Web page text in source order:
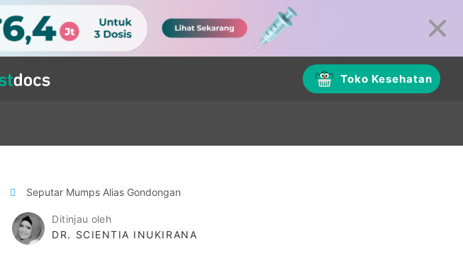
Toko Kesehatan
Seputar Mumps Alias Gondongan
Ditinjau oleh
DR. SCIENTIA INUKIRANA